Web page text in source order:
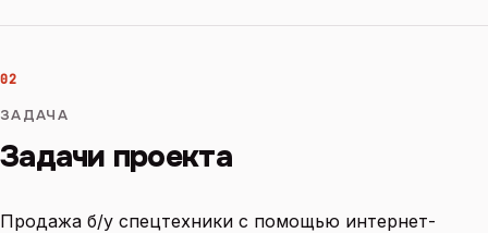
02
ЗАДАЧА
Задачи проекта
Продажа б/у спецтехники с помощью интернет-